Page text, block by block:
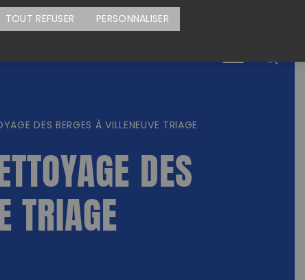
TOUT REFUSER
PERSONNALISER
CARTE DES ACTIONS
DES BERGES À VILLENEUVE TRIAGE
DES
TRIAGE